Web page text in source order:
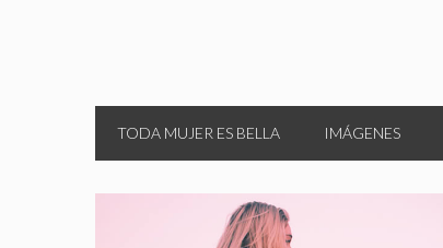
TODA MUJER ES BELLA IMÁGENES